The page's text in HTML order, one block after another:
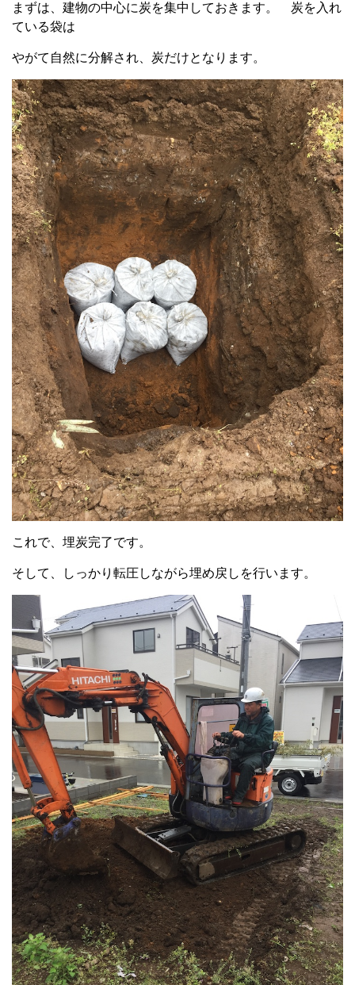
まずは、建物の中心に炭を集中しておきます。 炭を入れ
ている袋は
やがて自然に分解され、炭だけとなります。
これで、埋炭完了です。
そして、しっかり転圧しながら埋め戻しを行います。